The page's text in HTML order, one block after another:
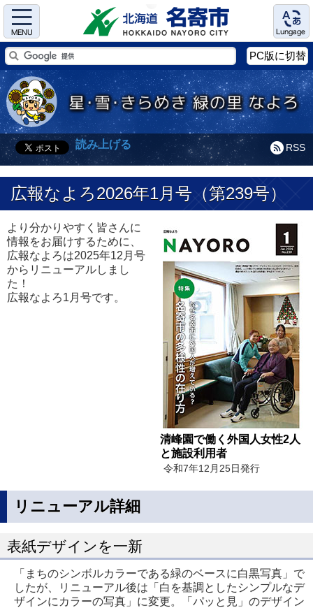
Menu Language
PC版に切替
RSS
読み上げる
広報なよろ2026年1月号（第239号）
清峰園で働く外国人女性2人
と施設利用者
令和7年12月25日発行
より分かりやすく皆さんに
情報をお届けするために、
広報なよろは2025年12月号
からリニューアルしまし
た！
広報なよろ1月号です。
リニューアル詳細
表紙デザインを一新
「まちのシンボルカラーである緑のベースに白黒写真」で
したが、リニューアル後は「白を基調としたシンプルなデ
ザインにカラーの写真」に変更。「パッと見」のデザイン